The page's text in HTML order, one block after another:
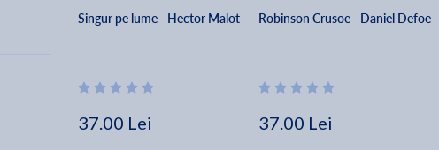
Singur pe lume - Hector Malot
37.00 Lei
Robinson Crusoe - Daniel Defoe
37.00 Lei